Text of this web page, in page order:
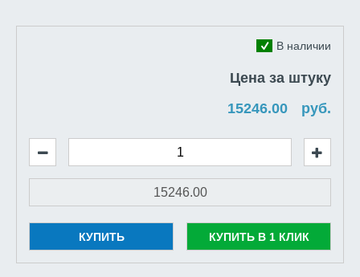
В наличии
Цена за штуку
руб.
КУПИТЬ КУПИТЬ В 1 КЛИК